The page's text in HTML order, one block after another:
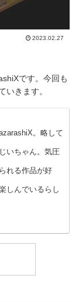
2023.02.27
です。今回も
いきます。
。略して
いちゃん。気圧
れる作品が好
しんでいるらし